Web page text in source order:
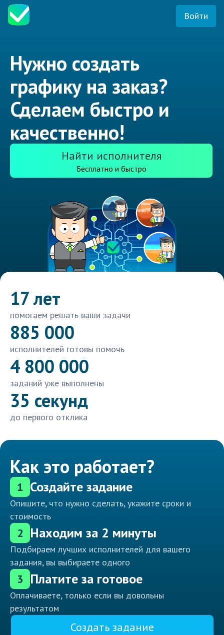
Войти
Нужно создать
графику на заказ?
Сделаем быстро и
качественно!
Найти исполнителя
Бесплатно и быстро
17 лет
помогаем решать ваши задачи
885 000
исполнителей готовы помочь
4 800 000
заданий уже выполнены
35 секунд
до первого отклика
Как это работает?
1 Создайте задание
Опишите, что нужно сделать, укажите сроки и
стоимость
2 Находим за 2 минуты
Подбираем лучших исполнителей для вашего
задания, вы выбираете одного
3 Платите за готовое
Оплачиваете, только если вы довольны
результатом
Создать задание